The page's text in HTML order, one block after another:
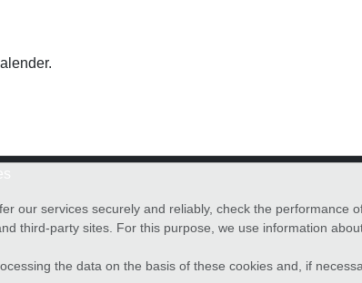
our services securely and reliably, check the performance
third-party sites. For this purpose, we use information
the data on the basis of these cookies and, if